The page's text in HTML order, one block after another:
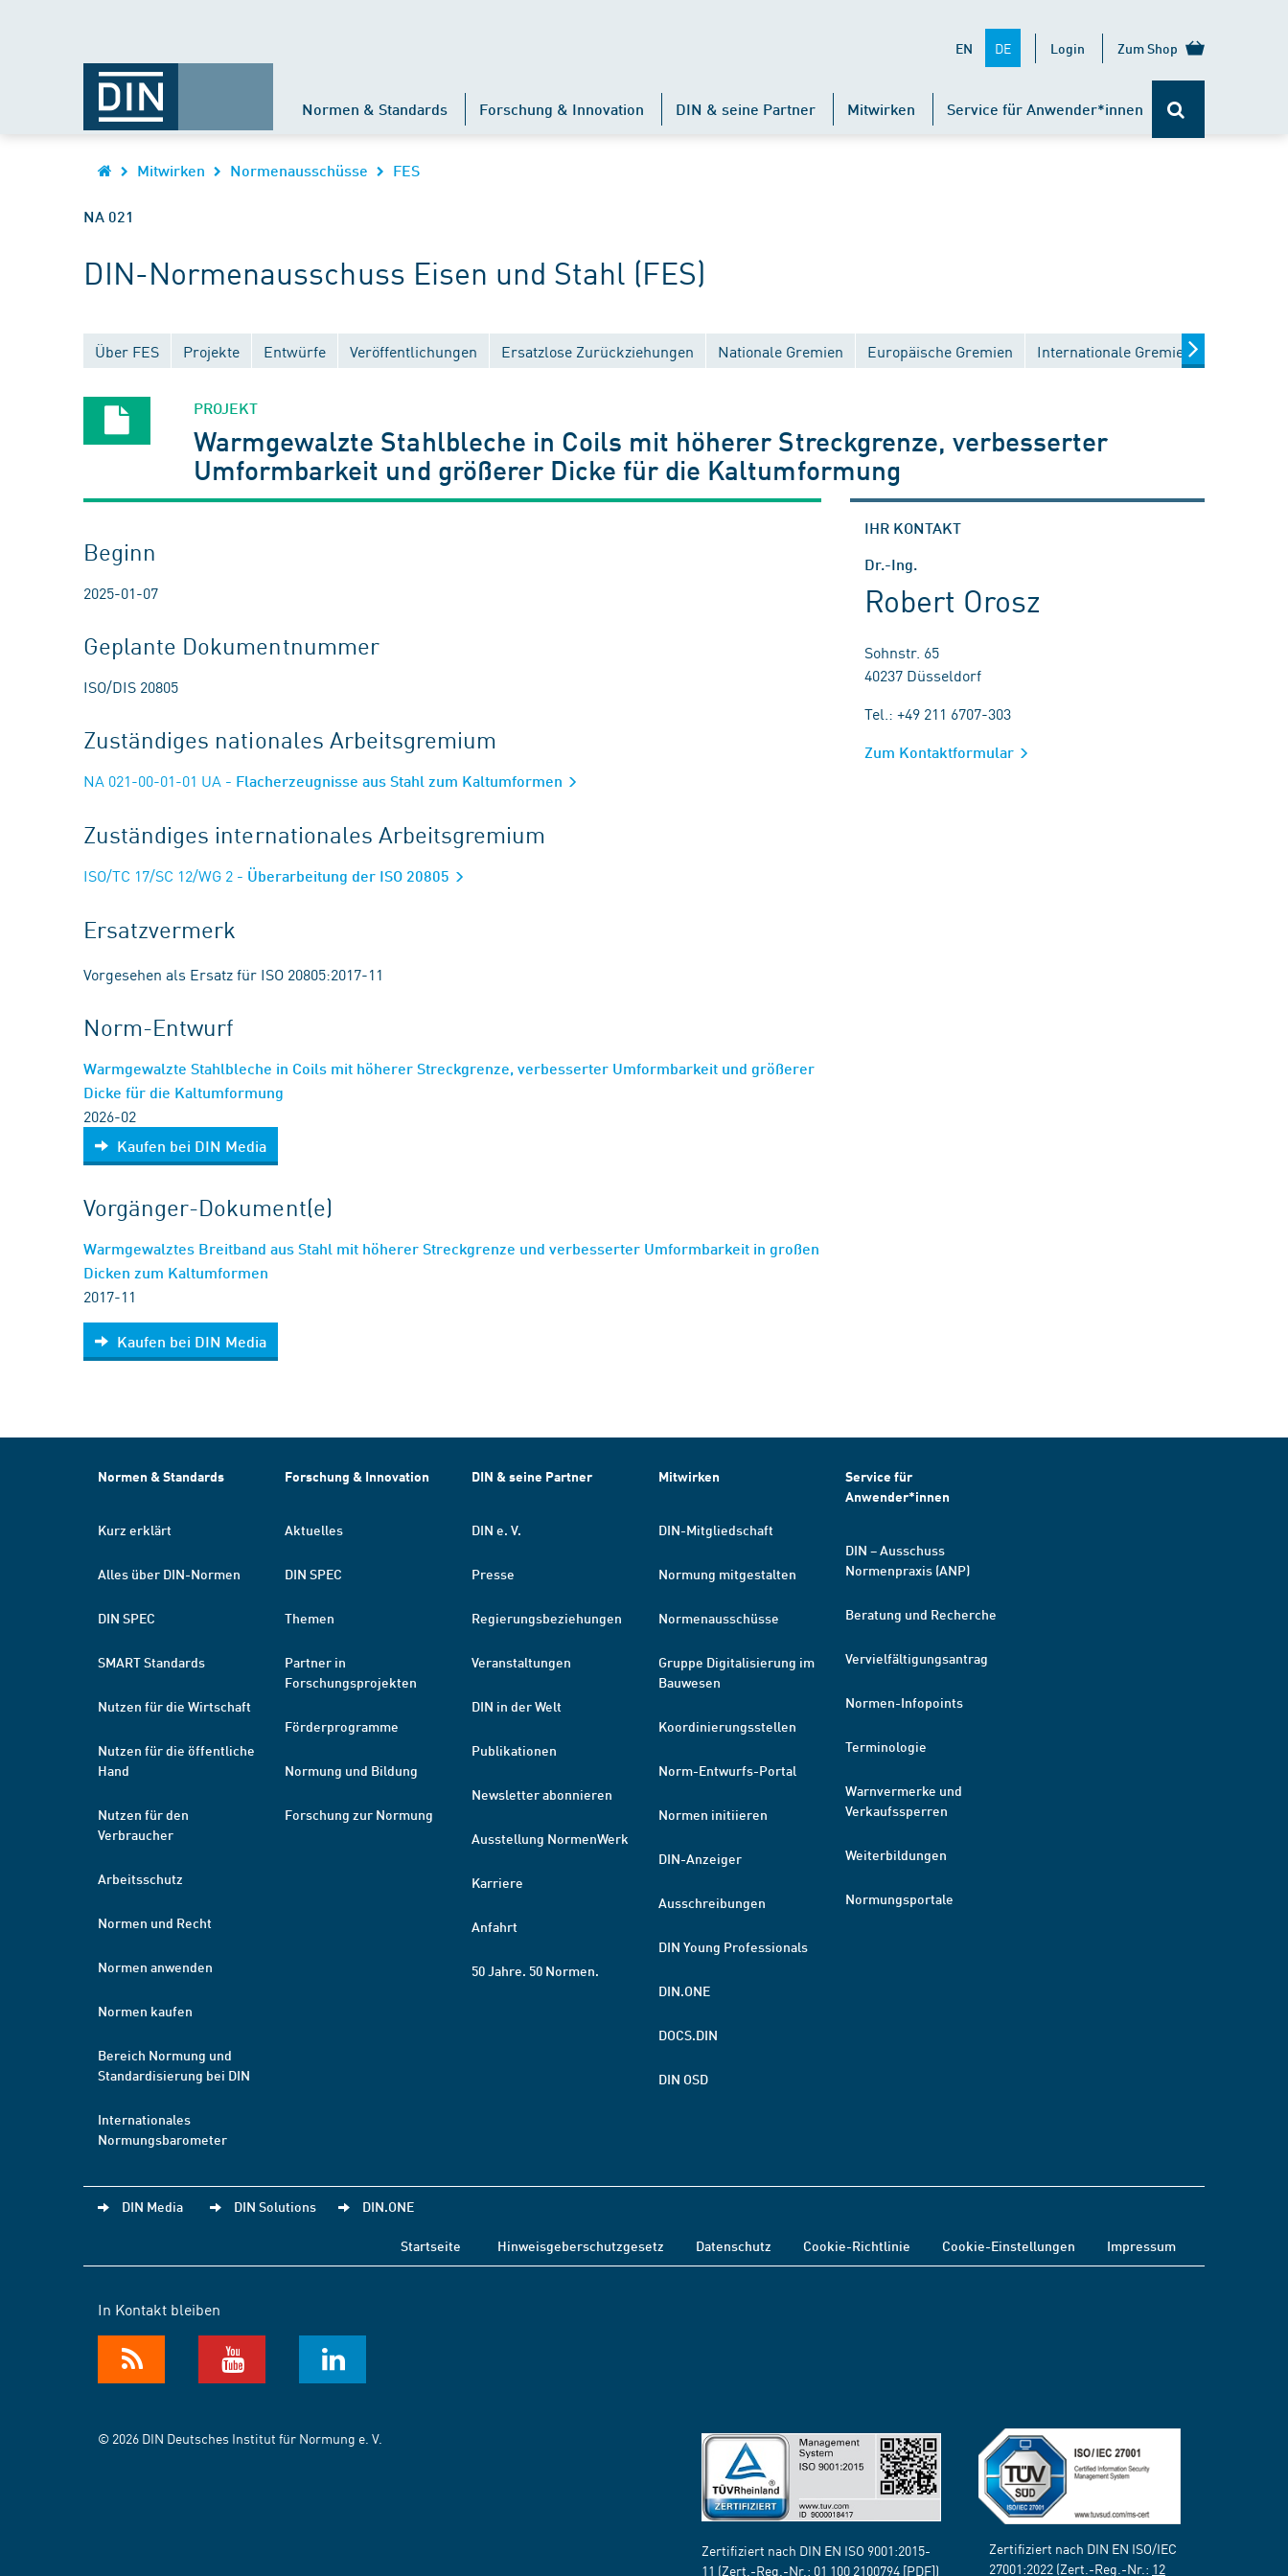
EN DE Login Zum Shop
Normen & Standards Forschung & Innovation DIN & seine Partner Mitwirken Service für Anwender*innen
Mitwirken Normenausschüsse FES
NA 021
DIN-Normenausschuss Eisen und Stahl (FES)
Über FES Projekte Entwürfe Veröffentlichungen Ersatzlose Zurückziehungen Nationale Gremien Europäische Gremien Internationale Gremien
PROJEKT
Warmgewalzte Stahlbleche in Coils mit höherer Streckgrenze, verbesserter
Umformbarkeit und größerer Dicke für die Kaltumformung
Beginn
2025-01-07
Geplante Dokumentnummer
ISO/DIS 20805
Zuständiges nationales Arbeitsgremium
NA 021-00-01-01 UA - Flacherzeugnisse aus Stahl zum Kaltumformen
Zuständiges internationales Arbeitsgremium
ISO/TC 17/SC 12/WG 2 - Überarbeitung der ISO 20805
Ersatzvermerk
Vorgesehen als Ersatz für ISO 20805:2017-11
Norm-Entwurf
Warmgewalzte Stahlbleche in Coils mit höherer Streckgrenze, verbesserter Umformbarkeit und größerer
Dicke für die Kaltumformung
2026-02
Kaufen bei DIN Media
Vorgänger-Dokument(e)
Warmgewalztes Breitband aus Stahl mit höherer Streckgrenze und verbesserter Umformbarkeit in großen
Dicken zum Kaltumformen
2017-11
Kaufen bei DIN Media
IHR KONTAKT
Dr.-Ing.
Robert Orosz
Sohnstr. 65
40237 Düsseldorf
Tel.: +49 211 6707-303
Zum Kontaktformular
Normen & Standards
Kurz erklärt
Alles über DIN-Normen
DIN SPEC
SMART Standards
Nutzen für die Wirtschaft
Nutzen für die öffentliche
Hand
Nutzen für den
Verbraucher
Arbeitsschutz
Normen und Recht
Normen anwenden
Normen kaufen
Bereich Normung und
Standardisierung bei DIN
Internationales
Normungsbarometer
Forschung & Innovation
Aktuelles
DIN SPEC
Themen
Partner in
Forschungsprojekten
Förderprogramme
Normung und Bildung
Forschung zur Normung
DIN & seine Partner
DIN e. V.
Presse
Regierungsbeziehungen
Veranstaltungen
DIN in der Welt
Publikationen
Newsletter abonnieren
Ausstellung NormenWerk
Karriere
Anfahrt
50 Jahre. 50 Normen.
Mitwirken
DIN-Mitgliedschaft
Normung mitgestalten
Normenausschüsse
Gruppe Digitalisierung im
Bauwesen
Koordinierungsstellen
Norm-Entwurfs-Portal
Normen initiieren
DIN-Anzeiger
Ausschreibungen
DIN Young Professionals
DIN.ONE
DOCS.DIN
DIN OSD
Service für
Anwender*innen
DIN – Ausschuss
Normenpraxis (ANP)
Beratung und Recherche
Vervielfältigungsantrag
Normen-Infopoints
Terminologie
Warnvermerke und
Verkaufssperren
Weiterbildungen
Normungsportale
DIN Media DIN Solutions DIN.ONE
Startseite Hinweisgeberschutzgesetz Datenschutz Cookie-Richtlinie Cookie-Einstellungen Impressum
In Kontakt bleiben
© 2026 DIN Deutsches Institut für Normung e. V.
Zertifiziert nach DIN EN ISO 9001:2015-
11 (Zert.-Reg.-Nr.: 01 100 2100794 [PDF])
Zertifiziert nach DIN EN ISO/IEC
27001:2022 (Zert.-Reg.-Nr.: 12